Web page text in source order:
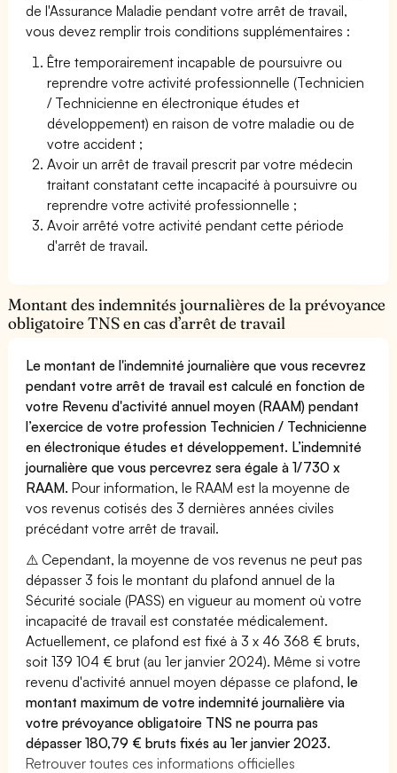
de l'Assurance Maladie pendant votre arrêt de travail,
vous devez remplir trois conditions supplémentaires :
Être temporairement incapable de poursuivre ou
reprendre votre activité professionnelle (Technicien
/ Technicienne en électronique études et
développement) en raison de votre maladie ou de
votre accident ;
Avoir un arrêt de travail prescrit par votre médecin
traitant constatant cette incapacité à poursuivre ou
reprendre votre activité professionnelle ;
Avoir arrêté votre activité pendant cette période
d'arrêt de travail.
Montant des indemnités journalières de la prévoyance
obligatoire TNS en cas d’arrêt de travail
Le montant de l'indemnité journalière que vous recevrez
pendant votre arrêt de travail est calculé en fonction de
votre Revenu d'activité annuel moyen (RAAM) pendant
l’exercice de votre profession Technicien / Technicienne
en électronique études et développement. L’indemnité
journalière que vous percevrez sera égale à 1/730 x
RAAM. Pour information, le RAAM est la moyenne de
vos revenus cotisés des 3 dernières années civiles
précédant votre arrêt de travail.
⚠️ Cependant, la moyenne de vos revenus ne peut pas
dépasser 3 fois le montant du plafond annuel de la
Sécurité sociale (PASS) en vigueur au moment où votre
incapacité de travail est constatée médicalement.
Actuellement, ce plafond est fixé à 3 x 46 368 € bruts,
soit 139 104 € brut (au 1er janvier 2024). Même si votre
revenu d'activité annuel moyen dépasse ce plafond,le
montant maximum de votre indemnité journalière via
votre prévoyance obligatoire TNS ne pourra pas
dépasser 180,79 € bruts fixés au 1er janvier 2023.
Retrouver toutes ces informations officielles